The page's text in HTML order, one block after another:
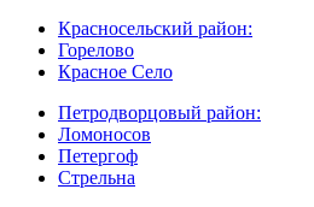
Красносельский район:
Горелово
Красное Село
Петродворцовый район:
Ломоносов
Петергоф
Стрельна